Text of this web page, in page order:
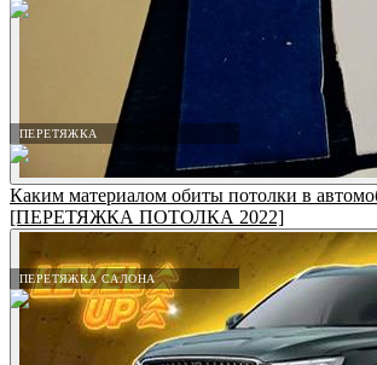
ПЕРЕТЯЖКА
ПЕРЕТЯЖКА САЛОНА
Каким материалом обиты потолки в
[ПЕРЕТЯЖКА ПОТОЛКА 2022]